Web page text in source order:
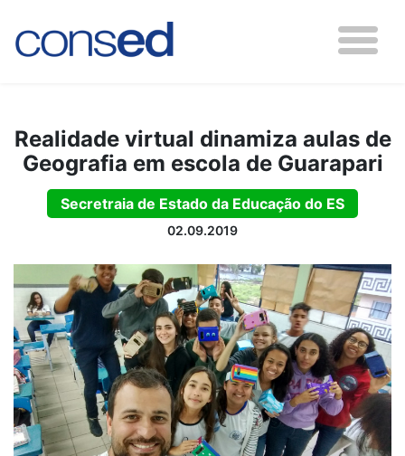
Realidade virtual dinamiza aulas de
Geografia em escola de Guarapari
Secretraia de Estado da Educação do ES
02.09.2019